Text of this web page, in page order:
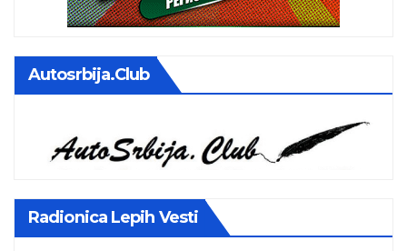
Autosrbija.club
Radionica Lepih Vesti